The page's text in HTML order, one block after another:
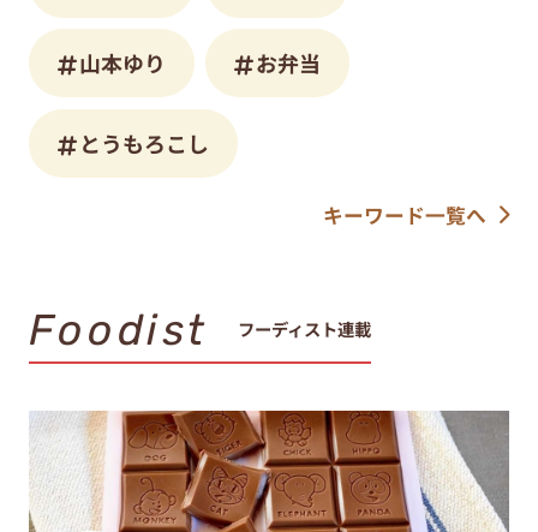
山本ゆり お弁当
とうもろこし
キーワード一覧へ
Foodist フーディスト連載